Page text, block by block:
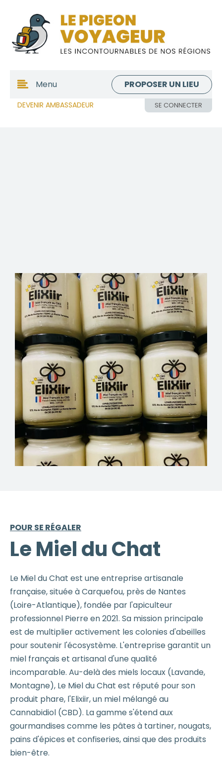
DEVENIR AMBASSADEUR SE CONNECTER
Menu PROPOSER UN LIEU
POUR SE RÉGALER
Le Miel du Chat
Le Miel du Chat est une entreprise artisanale
française, située à Carquefou, près de Nantes
(Loire-Atlantique), fondée par l'apiculteur
professionnel Pierre en 2021. Sa mission principale
est de multiplier activement les colonies d'abeilles
pour soutenir l'écosystème. L'entreprise garantit un
miel français et artisanal d'une qualité
incomparable. Au-delà des miels locaux (Lavande,
Montagne), Le Miel du Chat est réputé pour son
produit phare, l'Elixiir, un miel mélangé au
Cannabidiol (CBD). La gamme s'étend aux
gourmandises comme les pâtes à tartiner, nougats,
pains d'épices et confiseries, ainsi que des produits
bien-être.